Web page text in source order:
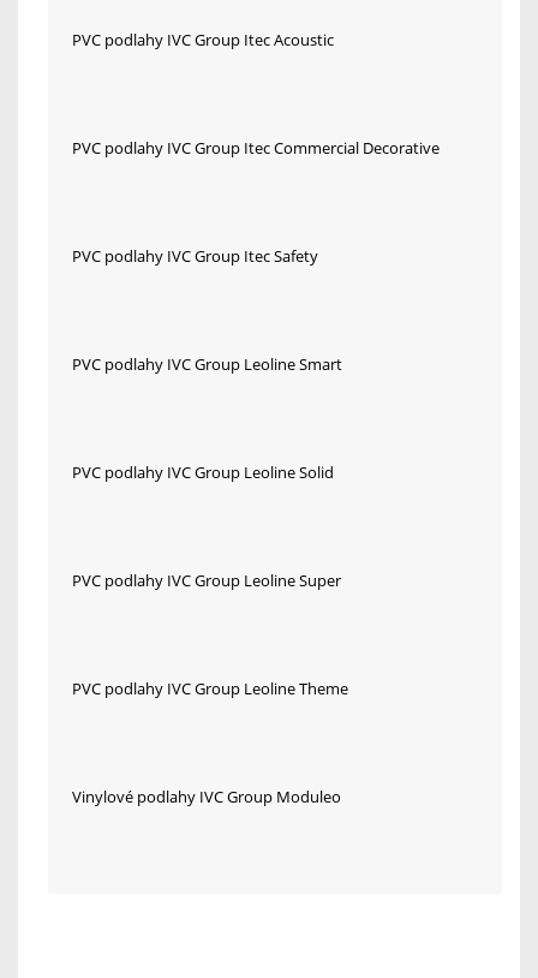
PVC podlahy IVC Group Itec Acoustic
PVC podlahy IVC Group Itec Commercial Decorative
PVC podlahy IVC Group Itec Safety
PVC podlahy IVC Group Leoline Smart
PVC podlahy IVC Group Leoline Solid
PVC podlahy IVC Group Leoline Super
PVC podlahy IVC Group Leoline Theme
Vinylové podlahy IVC Group Moduleo